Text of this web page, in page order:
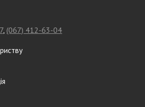
, (067) 412-63-04